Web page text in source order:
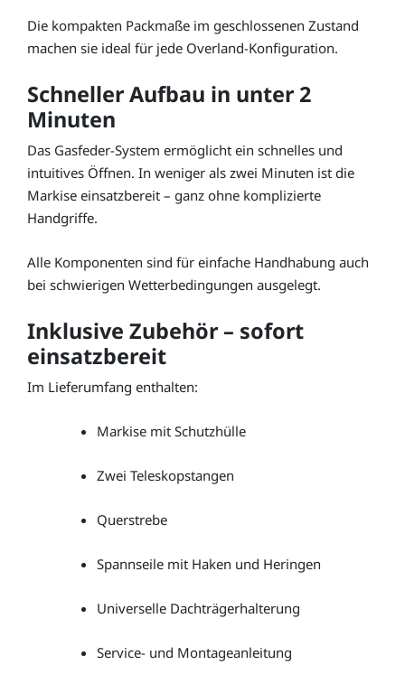
Die kompakten Packmaße im geschlossenen Zustand
machen sie ideal für jede Overland-Konfiguration.
Schneller Aufbau in unter 2
Minuten
Das Gasfeder-System ermöglicht ein schnelles und
intuitives Öffnen. In weniger als zwei Minuten ist die
Markise einsatzbereit – ganz ohne komplizierte
Handgriffe.
Alle Komponenten sind für einfache Handhabung auch
bei schwierigen Wetterbedingungen ausgelegt.
Inklusive Zubehör – sofort
einsatzbereit
Im Lieferumfang enthalten:
Markise mit Schutzhülle
Zwei Teleskopstangen
Querstrebe
Spannseile mit Haken und Heringen
Universelle Dachträgerhalterung
Service- und Montageanleitung